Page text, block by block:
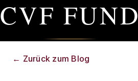
CVF FUND
← Zurück zum Blog